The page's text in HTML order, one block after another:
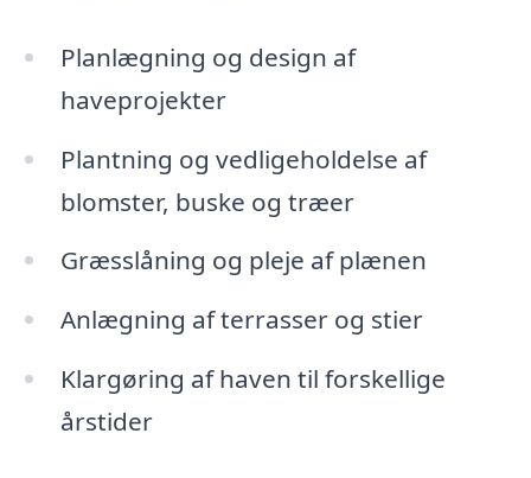
Planlægning og design af
haveprojekter
Plantning og vedligeholdelse af
blomster, buske og træer
Græsslåning og pleje af plænen
Anlægning af terrasser og stier
Klargøring af haven til forskellige
årstider